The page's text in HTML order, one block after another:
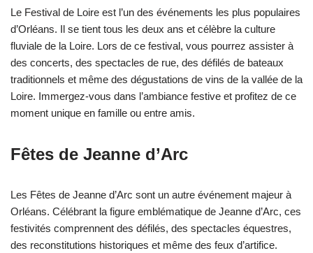
Le Festival de Loire est l’un des événements les plus populaires
d’Orléans. Il se tient tous les deux ans et célèbre la culture
fluviale de la Loire. Lors de ce festival, vous pourrez assister à
des concerts, des spectacles de rue, des défilés de bateaux
traditionnels et même des dégustations de vins de la vallée de la
Loire. Immergez-vous dans l’ambiance festive et profitez de ce
moment unique en famille ou entre amis.
Fêtes de Jeanne d’Arc
Les Fêtes de Jeanne d’Arc sont un autre événement majeur à
Orléans. Célébrant la figure emblématique de Jeanne d’Arc, ces
festivités comprennent des défilés, des spectacles équestres,
des reconstitutions historiques et même des feux d’artifice.